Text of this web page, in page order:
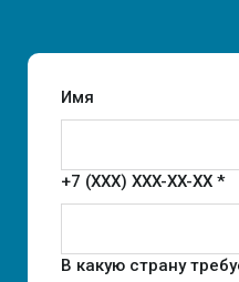
Имя
+7 (XXX) XXX-XX-XX *
В какую страну